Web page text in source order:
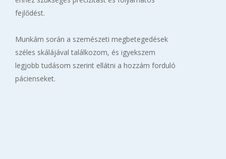
fejlődést.
Munkám során a szemészeti megbetegedések
széles skálájával találkozom, és igyekszem
legjobb tudásom szerint ellátni a hozzám forduló
pácienseket.